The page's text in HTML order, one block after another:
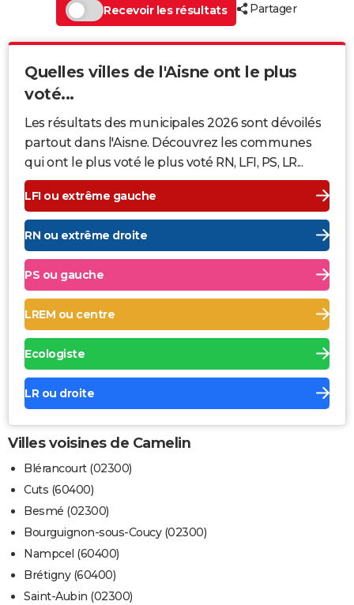
Recevoir les résultats
Partager
Quelles villes de l'Aisne ont le plus
voté...
Les résultats des municipales 2026 sont dévoilés
partout dans l'Aisne. Découvrez les communes
qui ont le plus voté le plus voté RN, LFI, PS, LR...
LFI ou extrême gauche
RN ou extrême droite
PS ou gauche
LREM ou centre
Ecologiste
LR ou droite
Villes voisines de Camelin
Blérancourt (02300)
Cuts (60400)
Besmé (02300)
Bourguignon-sous-Coucy (02300)
Nampcel (60400)
Brétigny (60400)
Saint-Aubin (02300)